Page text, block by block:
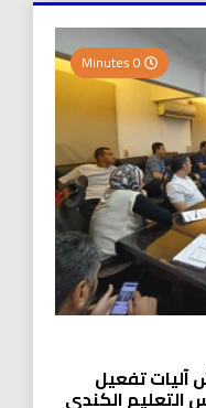
آليات تفعيل
التعليم الكندي